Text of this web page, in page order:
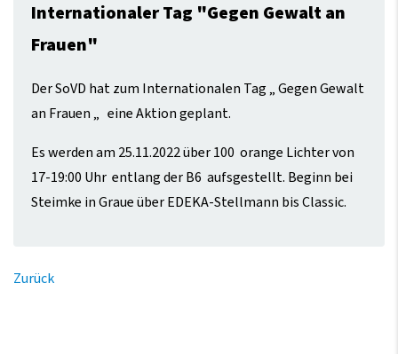
Internationaler Tag "Gegen Gewalt an
Frauen"
Der SoVD hat zum Internationalen Tag „ Gegen Gewalt
an Frauen „ eine Aktion geplant.
Es werden am 25.11.2022 über 100 orange Lichter von
17-19:00 Uhr entlang der B6 aufsgestellt. Beginn bei
Steimke in Graue über EDEKA-Stellmann bis Classic.
Zurück